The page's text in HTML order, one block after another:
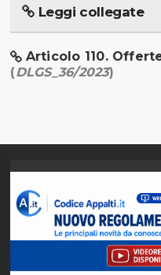
Leggi collegate
Articolo 110.
(DLGS_36/2023)